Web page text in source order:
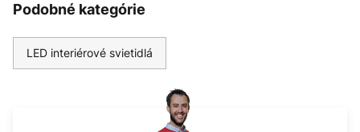
Podobné kategórie
LED interiérové svietidlá